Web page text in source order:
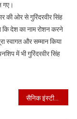
गए।
की ओर से गुरिंदरवीर सिंह
कि देश का नाम रोशन करने
स्वागत और सम्मान किया
में भी गुरिंदरवीर सिंह
सैनिक इंस्टीट्यूट ऑफ मैनेजमेंट एंड टेक्नोलॉजी का नतीज़ा रहा शानदार